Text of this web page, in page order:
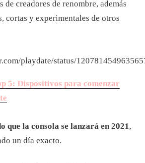
de creadores de renombre, además
cortas y experimentales de otros
playdate/status/
5: Dispositivos para comenzar
que la consola se lanzará en 2021 ,
un día exacto.